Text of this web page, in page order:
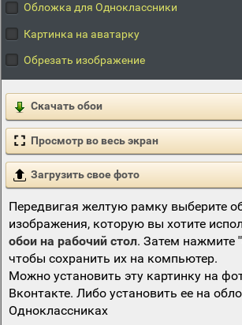
Обложка для Одноклассники
Картинка на аватарку
Обрезать изображение
Скачать обои
Просмотр во весь экран
Загрузить свое фото
Передвигая желтую рамку выберите
изображения, которую вы хотите
обои на рабочий стол. Затем нажмите
чтобы сохранить их на компьютер.
Можно установить эту картинку на
Вконтакте. Либо установить ее на
Одноклассниках